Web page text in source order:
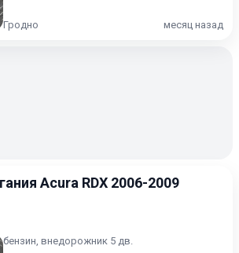
Гродно месяц назад
Acura RDX 2006-2009
бензин, внедорожник 5 дв.